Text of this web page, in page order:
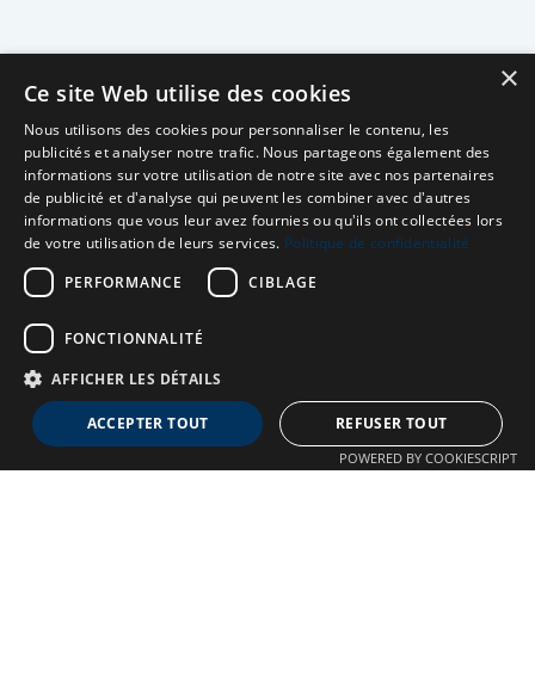
Neuro MAV France
Association dédiée aux patients souffrant de Malformations
×
Ce site Web utilise des cookies
Nous utilisons des cookies pour personnaliser le contenu, les
publicités et analyser notre trafic. Nous partageons également des
informations sur votre utilisation de notre site avec nos partenaires
de publicité et d'analyse qui peuvent les combiner avec d'autres
informations que vous leur avez fournies ou qu'ils ont collectées lors
de votre utilisation de leurs services. Politique de confidentialité
PERFORMANCE
CIBLAGE
FONCTIONNALITÉ
AFFICHER LES DÉTAILS
ACCEPTER TOUT REFUSER TOUT
POWERED BY COOKIESCRIPT